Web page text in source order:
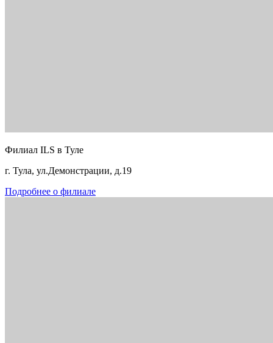
Филиал ILS в Туле
г. Тула, ул.Демонстрации, д.19
Подробнее о филиале